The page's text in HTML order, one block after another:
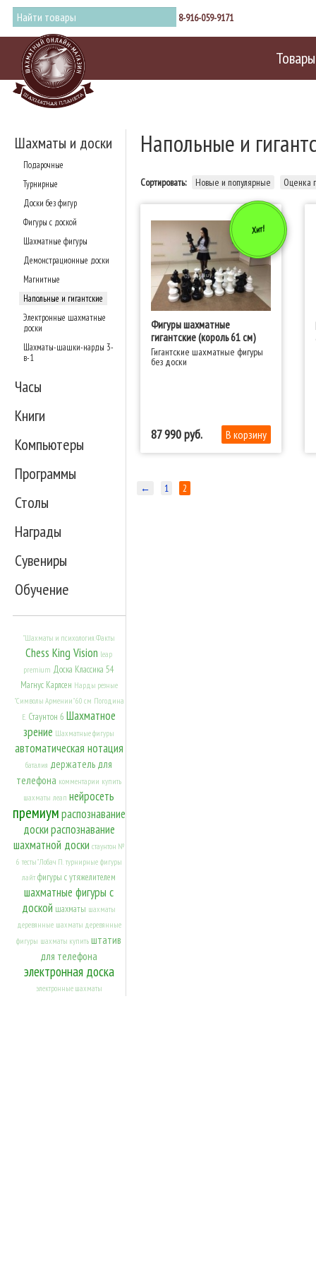
8-916-059-9171
Товары
Шахматы и доски
Подарочные
Турнирные
Доски без фигур
Фигуры с доской
Шахматные фигуры
Демонстрационные доски
Магнитные
Напольные и гигантские
Электронные шахматные
доски
Шахматы-шашки-нарды 3-
в-1
Часы
Книги
Компьютеры
Программы
Столы
Награды
Сувениры
Обучение
"Шахматы и психология. Факты
Chess King Vision leap
premium Доска Классика 54
Магнус Карлсен Нарды резные
"Символы Армении" 60 см Погодина
Е. Стаунтон 6 Шахматное
зрение Шахматные фигуры
автоматическая нотация
баталия держатель для
телефона комментарии купить
шахматы леап нейросеть
премиумраспознавание
доскираспознавание
шахматной доски стаунтон №
6 тесты" Лобач П. турнирные фигуры
лайт фигуры с утяжелителем
шахматные фигуры с
доской шахматы шахматы
деревянные шахматы деревянные
фигуры шахматы купить штатив
для телефона
электронная доска
электронные шахматы
Напольные и
Сортировать: Новые и популярные Оценка
Хит!
Фигуры шахматные
гигантские (король 61 см)
Гигантские шахматные фигуры
без доски
87 990
← 1 2